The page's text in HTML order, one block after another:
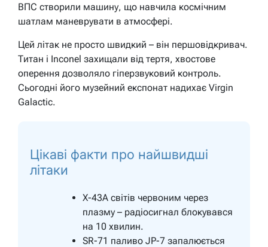
ВПС створили машину, що навчила космічним
шатлам маневрувати в атмосфері.
Цей літак не просто швидкий – він першовідкривач.
Титан і Inconel захищали від тертя, хвостове
оперення дозволяло гіперзвуковий контроль.
Сьогодні його музейний експонат надихає Virgin
Galactic.
Цікаві факти про найшвидші
літаки
X-43A світів червоним через
плазму – радіосигнал блокувався
на 10 хвилин.
SR-71 паливо JP-7 запалюється